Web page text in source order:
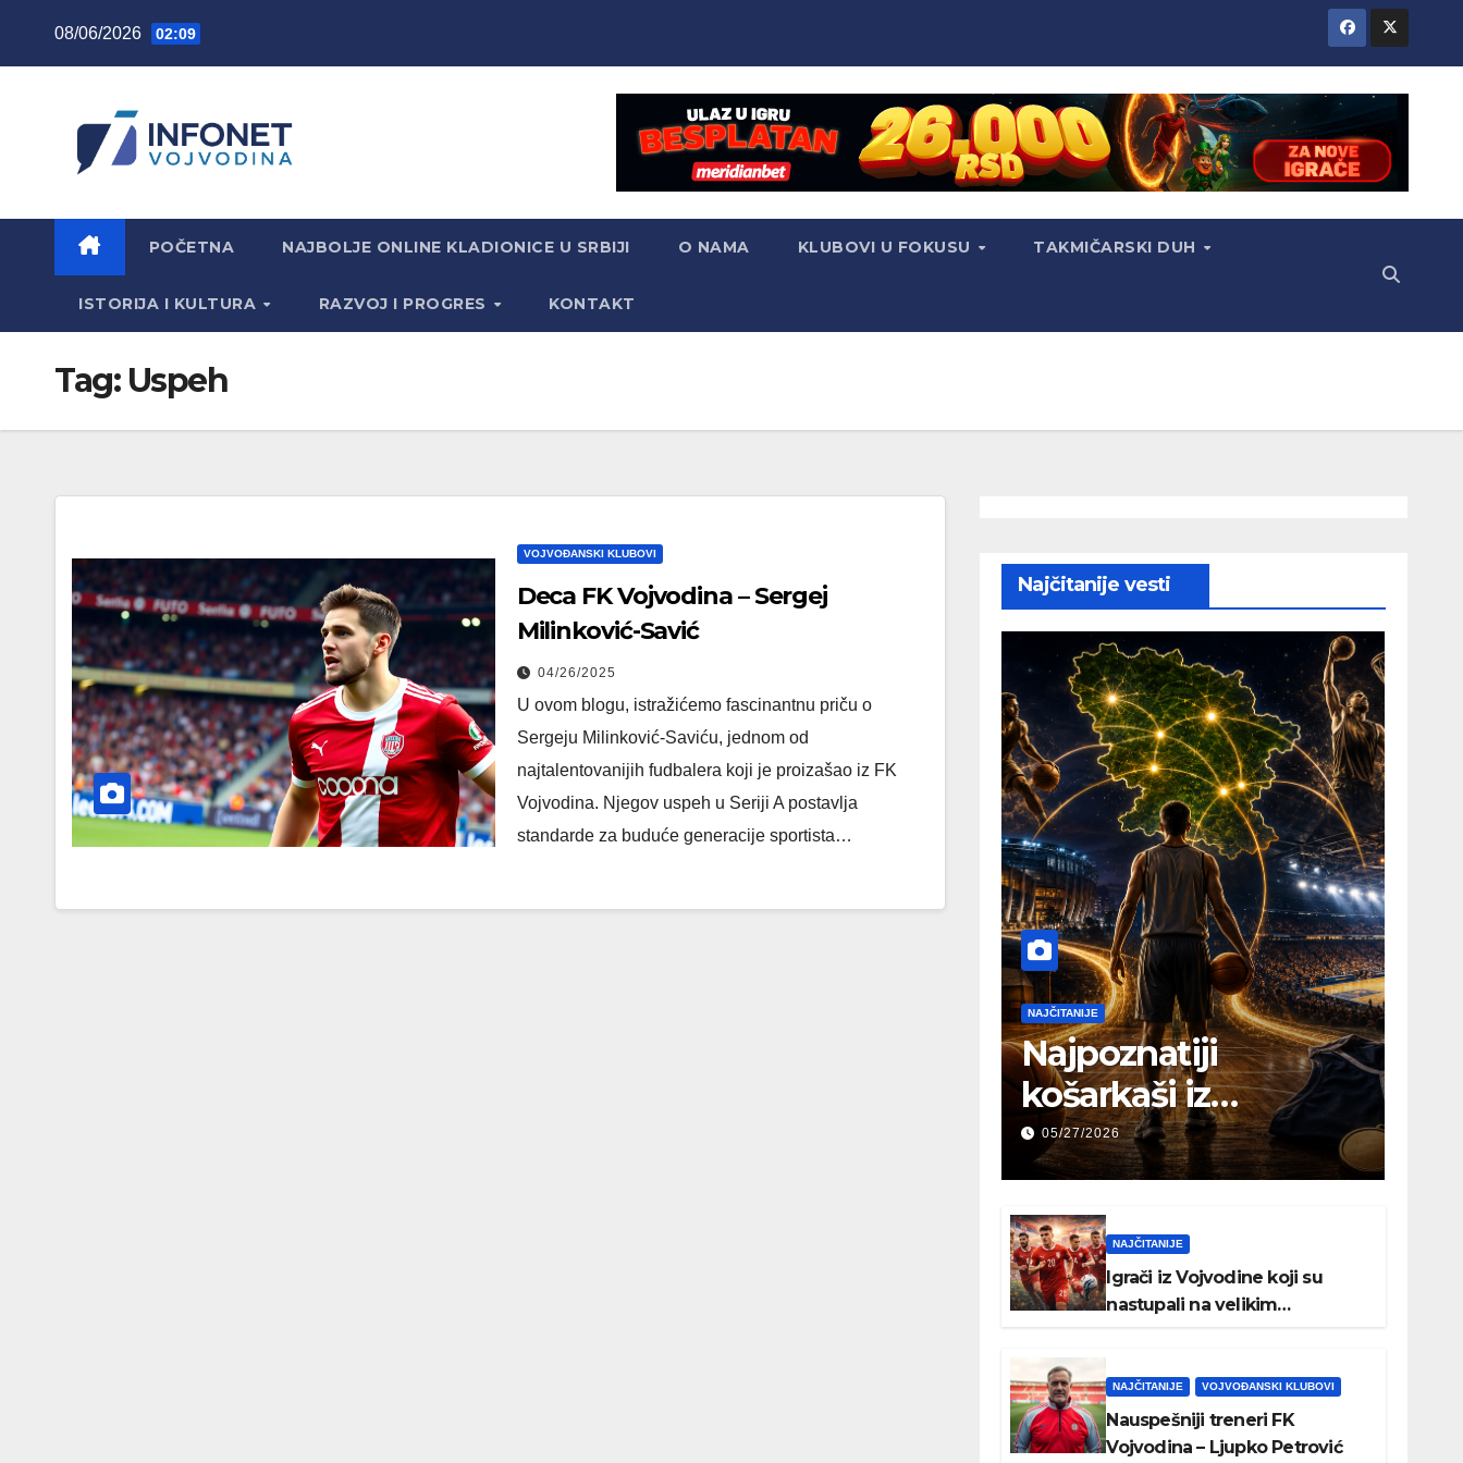
08/06/2026 02:09
POČETNA NAJBOLJE ONLINE KLADIONICE U SRBIJI O NAMA KLUBOVI U FOKUSU TAKMIČARSKI DUH
ISTORIJA I KULTURA RAZVOJ I PROGRES KONTAKT
Tag: Uspeh
VOJVOĐANSKI KLUBOVI
Deca FK Vojvodina – Sergej
Milinković-Savić
04/26/2025
U ovom blogu, istražićemo fascinantnu priču o
Sergeju Milinković-Saviću, jednom od
najtalentovanijih fudbalera koji je proizašao iz FK
Vojvodina. Njegov uspeh u Seriji A postavlja
standarde za buduće generacije sportista…
Najčitanije vesti
NAJČITANIJE
Najpoznatiji
košarkaši iz
Vojvodine koji su
igrali u NBA ili
Evroligi
05/27/2026
NAJČITANIJE
Igrači iz Vojvodine koji su
nastupali na velikim
NAJČITANIJE VOJVOĐANSKI KLUBOVI
Nauspešniji treneri FK
Vojvodina – Ljupko Petrović